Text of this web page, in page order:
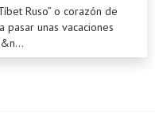
Ruso” o corazón de
pasar unas vacaciones